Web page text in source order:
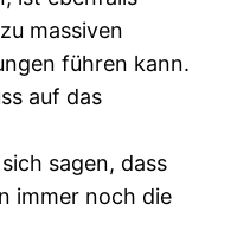
massiven
führen kann.
auf das
sagen, dass
immer noch die